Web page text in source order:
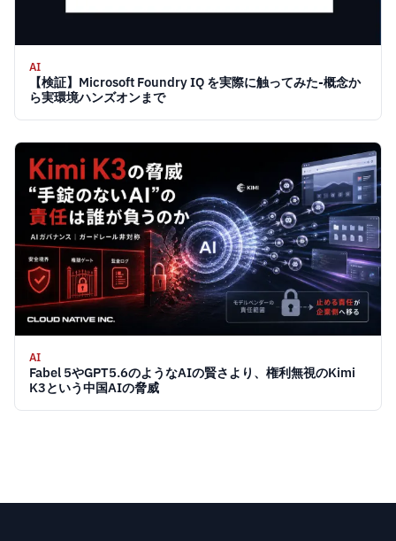
AI
【検証】Microsoft Foundry IQ を実際に触ってみた-概念か
ら実環境ハンズオンまで
AI
Fabel 5やGPT5.6のようなAIの賢さより、権利無視のKimi
K3という中国AIの脅威